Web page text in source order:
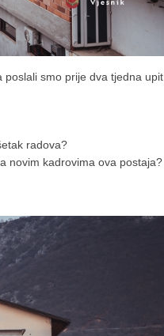
smo prije dva tjedna upit
radova?
novim kadrovima ova postaja?